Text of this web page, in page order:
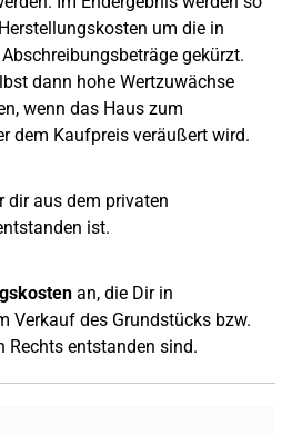
um die in
gekürzt.
dann hohe Wertzuwächse
wenn das Haus zum
dem Kaufpreis veräußert wird.
dir aus dem privaten
ist.
an, die Dir in
Verkauf des Grundstücks bzw.
Rechts entstanden sind.